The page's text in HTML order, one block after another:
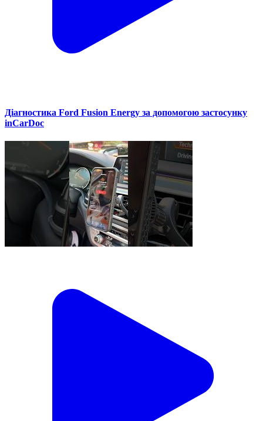
Діагностика Ford Fusion Energy за допомогою застосунку
inCarDoc